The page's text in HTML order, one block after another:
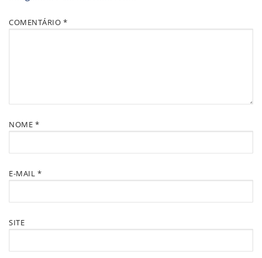
COMENTÁRIO *
NOME *
E-MAIL *
SITE